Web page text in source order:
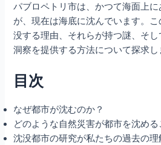
パブロペトリ市は、かつて海面上
が、現在は海底に沈んでいます。
没する理由、それらが持つ謎、そ
洞察を提供する方法について探求し
目次
なぜ都市が沈むのか？
どのような自然災害が都市を沈める
沈没都市の研究が私たちの過去の